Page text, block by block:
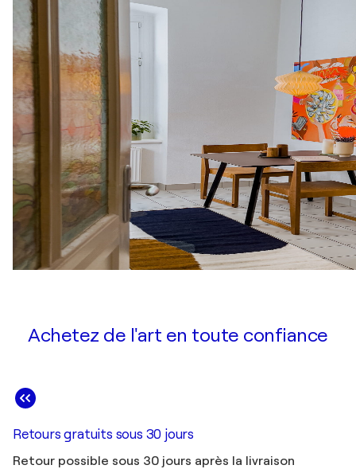
Achetez de l'art en toute confiance
Retours gratuits sous 30 jours
Retour possible sous 30 jours après la livraison